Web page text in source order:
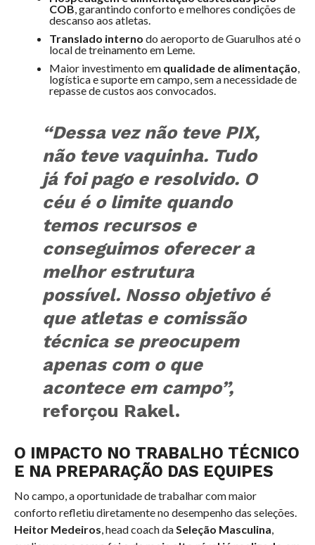
COB, garantindo conforto e melhores condições de
descanso aos atletas.
Translado interno do aeroporto de Guarulhos até o
local de treinamento em Leme.
Maior investimento em qualidade de alimentação,
logística e suporte em campo, sem a necessidade de
repasse de custos aos convocados.
“Dessa vez não teve PIX,
não teve vaquinha. Tudo
já foi pago e resolvido. O
céu é o limite quando
temos recursos e
conseguimos oferecer a
melhor estrutura
possível. Nosso objetivo é
que atletas e comissão
técnica se preocupem
apenas com o que
acontece em campo”,
reforçou Rakel.
O IMPACTO NO TRABALHO TÉCNICO
E NA PREPARAÇÃO DAS EQUIPES
No campo, a oportunidade de trabalhar com maior
conforto refletiu diretamente no desempenho das seleções.
Heitor Medeiros, head coach daSeleção Masculina,